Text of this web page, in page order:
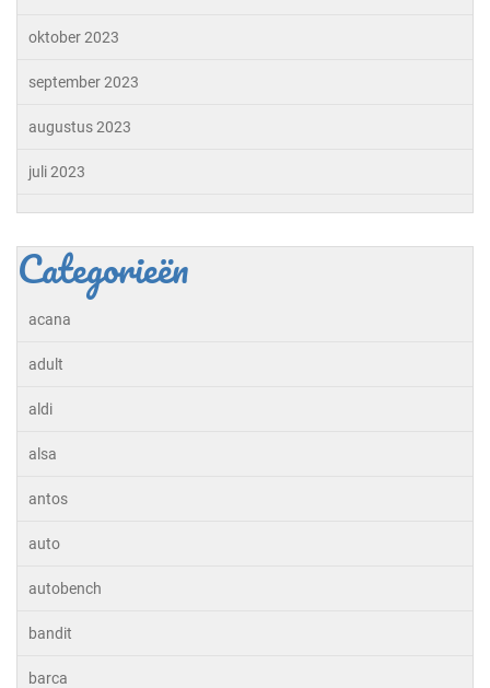
oktober 2023
september 2023
augustus 2023
juli 2023
Categorieën
acana
adult
aldi
alsa
antos
auto
autobench
bandit
barca